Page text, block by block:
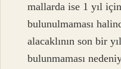
mallarda ise 1 yıl
bulunulmaması
alacaklının son bir
bulunmaması